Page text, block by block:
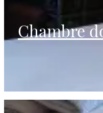
Chambre